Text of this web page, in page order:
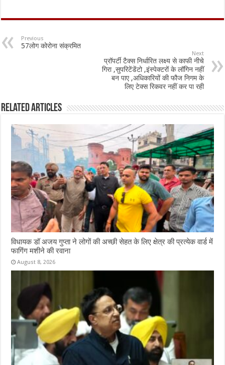
e
b
o
at
sA
p
ai ar
Previous
57लोग कोरोना संक्रमित
Next
प्रॉपर्टी टैक्स निर्धारित लक्ष्य से काफी नीचे
गिरा ,सुपरिटेंडेंटो ,इंस्पेक्टरों के लॉगिन नहीं
बन पाए ,अधिकारियों की फौज निगम के
लिए टेक्स रिकवर नहीं कर पा रही
Related Articles
विधायक डॉ अजय गुप्ता ने लोगों की अच्छी सेहत के लिए क्षेत्र की प्रत्येक वार्ड में
फागिंग मशीने की रवाना
August 8, 2026